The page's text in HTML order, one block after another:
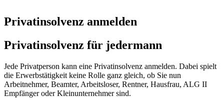
Privatinsolvenz anmelden
Privatinsolvenz für jedermann
Jede Privatperson kann eine Privatinsolvenz anmelden. Dabei spielt
die Erwerbstätigkeit keine Rolle ganz gleich, ob Sie nun
Arbeitnehmer, Beamter, Arbeitsloser, Rentner, Hausfrau, ALG II
Empfänger oder Kleinunternehmer sind.